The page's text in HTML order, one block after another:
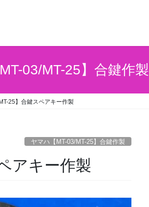
03/MT-25】合鍵作製
25】合鍵スペアキー作製
ヤマハ【MT-03/MT-25】合鍵作製
アキー作製